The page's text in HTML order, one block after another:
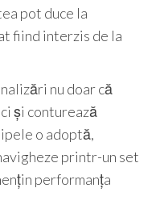
pot duce la
fiind interzis de la
nu doar că
și conturează
o adoptă,
printr-un set
performanța